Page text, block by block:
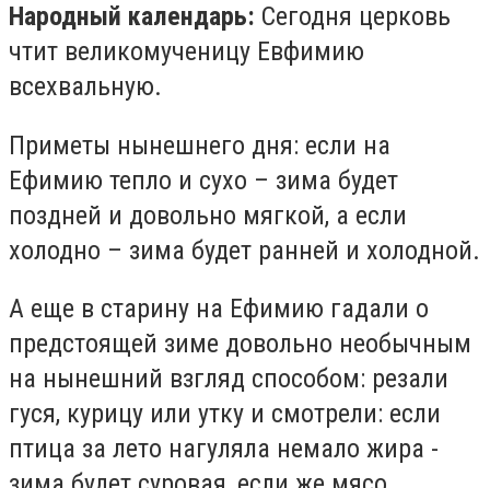
Народный календарь: Сегодня церковь
чтит великомученицу Евфимию
всехвальную.
Приметы нынешнего дня: если на
Ефимию тепло и сухо – зима будет
поздней и довольно мягкой, а если
холодно – зима будет ранней и холодной.
А еще в старину на Ефимию гадали о
предстоящей зиме довольно необычным
на нынешний взгляд способом: резали
гуся, курицу или утку и смотрели: если
птица за лето нагуляла немало жира -